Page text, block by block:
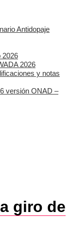
Antidopaje
2026
2026
y notas
versión ONAD –
giro de